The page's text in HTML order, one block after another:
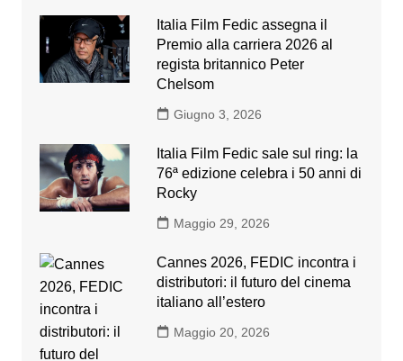
Italia Film Fedic assegna il
Premio alla carriera 2026 al
regista britannico Peter
Chelsom
Giugno 3, 2026
Italia Film Fedic sale sul ring: la
76ª edizione celebra i 50 anni di
Rocky
Maggio 29, 2026
Cannes 2026, FEDIC incontra i
distributori: il futuro del cinema
italiano all’estero
Maggio 20, 2026